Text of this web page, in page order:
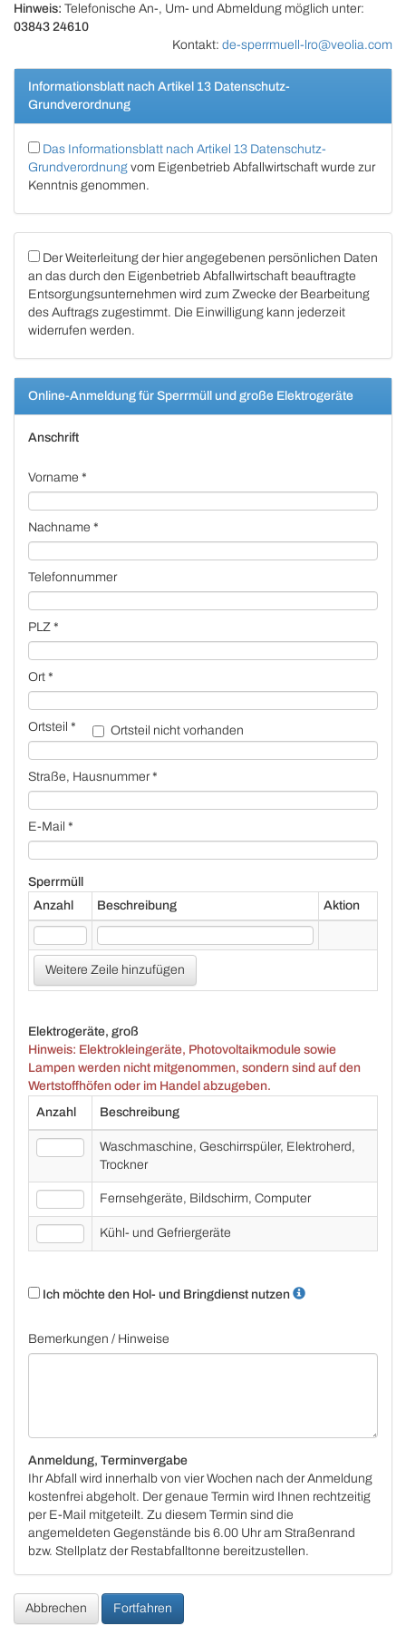
Hinweis: Telefonische An-, Um- und Abmeldung möglich unter:
03843 24610
Kontakt: de-sperrmuell-lro@veolia.com
Informationsblatt nach Artikel 13 Datenschutz-
Grundverordnung
Das Informationsblatt nach Artikel 13 Datenschutz-
Grundverordnung vom Eigenbetrieb Abfallwirtschaft wurde zur
Kenntnis genommen.
Der Weiterleitung der hier angegebenen persönlichen Daten
an das durch den Eigenbetrieb Abfallwirtschaft beauftragte
Entsorgungsunternehmen wird zum Zwecke der Bearbeitung
des Auftrags zugestimmt. Die Einwilligung kann jederzeit
widerrufen werden.
Online-Anmeldung für Sperrmüll und große Elektrogeräte
Anschrift
Vorname *
Nachname *
Telefonnummer
PLZ *
Ort *
Ortsteil * Ortsteil nicht vorhanden
Straße, Hausnummer *
E-Mail *
Sperrmüll
Anzahl
Beschreibung Aktion
Weitere Zeile hinzufügen
Elektrogeräte, groß
Hinweis: Elektrokleingeräte, Photovoltaikmodule sowie
Lampen werden nicht mitgenommen, sondern sind auf den
Wertstoffhöfen oder im Handel abzugeben.
Anzahl
Beschreibung
Waschmaschine, Geschirrspüler, Elektroherd,
Trockner
Fernsehgeräte, Bildschirm, Computer
Kühl- und Gefriergeräte
Ich möchte den Hol- und Bringdienst nutzen
Bemerkungen / Hinweise
Anmeldung, Terminvergabe
Ihr Abfall wird innerhalb von vier Wochen nach der Anmeldung
kostenfrei abgeholt. Der genaue Termin wird Ihnen rechtzeitig
per E-Mail mitgeteilt. Zu diesem Termin sind die
angemeldeten Gegenstände bis 6.00 Uhr am Straßenrand
bzw. Stellplatz der Restabfalltonne bereitzustellen.
Abbrechen